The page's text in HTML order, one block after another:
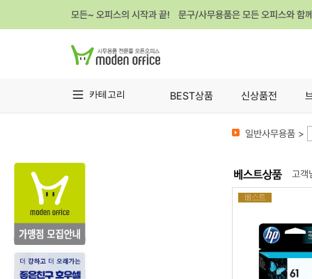
모든~ 오피스의 시작과 끝! 문구/사무용품은 모든 오피스와 함
카테고리 BEST상품 신상품전
일반사무용품 >
고객